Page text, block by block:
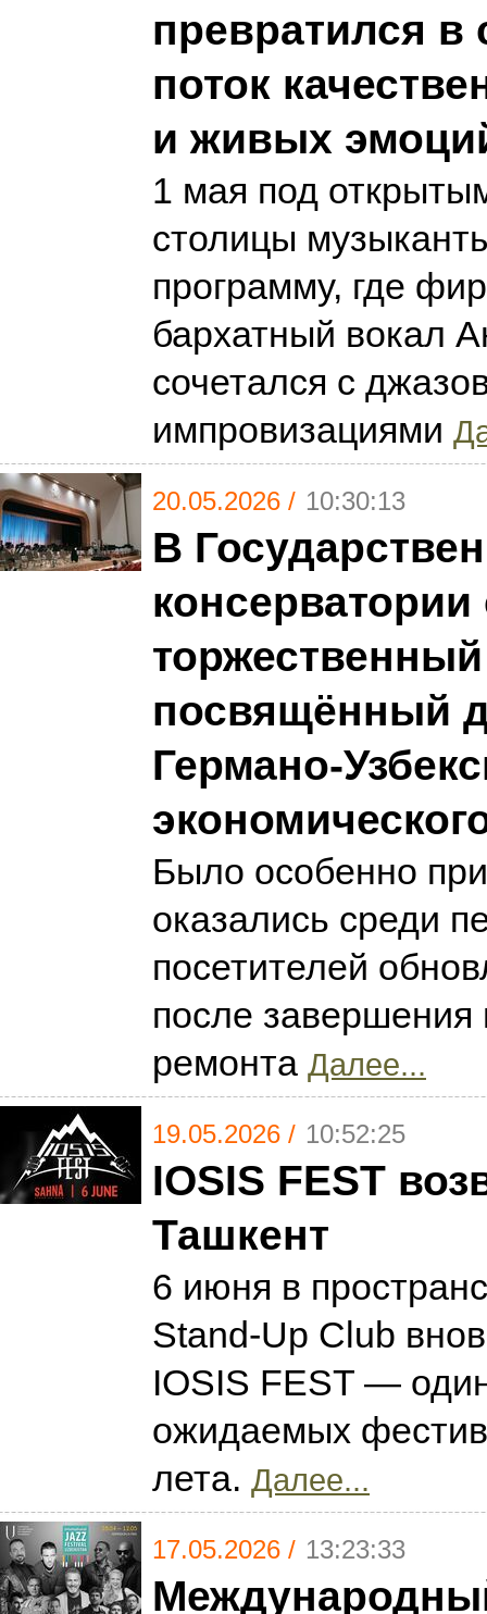
превратился
поток
и живых
1 мая под
столицы
программу, где
бархатный вокал
сочетался с
импровизациями
20.05.2026 / 10:30:13
В
консерватории
посвящённый
Германо-
Было особенно
оказались среди
посетителей
после завершения
ремонта Далее...
19.05.2026 / 10:52:25
IOSIS FEST
Ташкент
6 июня в
Stand-Up Club
IOSIS FEST —
ожидаемых
лета. Далее...
17.05.2026 / 13:23:33